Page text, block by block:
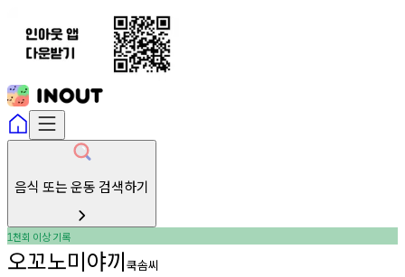
음식 또는 운동 검색하기
1천회 이상기록
오꼬노미야끼쿡솜씨